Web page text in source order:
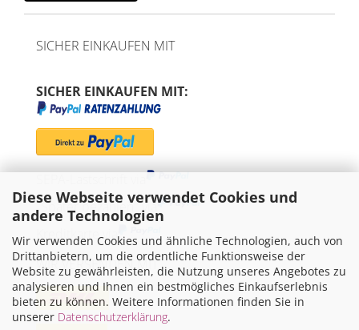
Diese Webseite verwendet Cookies und
andere Technologien
Wir verwenden Cookies und ähnliche Technologien, auch von
Drittanbietern, um die ordentliche Funktionsweise der
Website zu gewährleisten, die Nutzung unseres Angebotes zu
analysieren und Ihnen ein bestmögliches Einkaufserlebnis
bieten zu können. Weitere Informationen finden Sie in
unserer Datenschutzerklärung.
SICHER EINKAUFEN MIT
SICHER EINKAUFEN MIT:
"Später bezahlen" via
Kreditkarte via
WIR VERSENDEN MIT